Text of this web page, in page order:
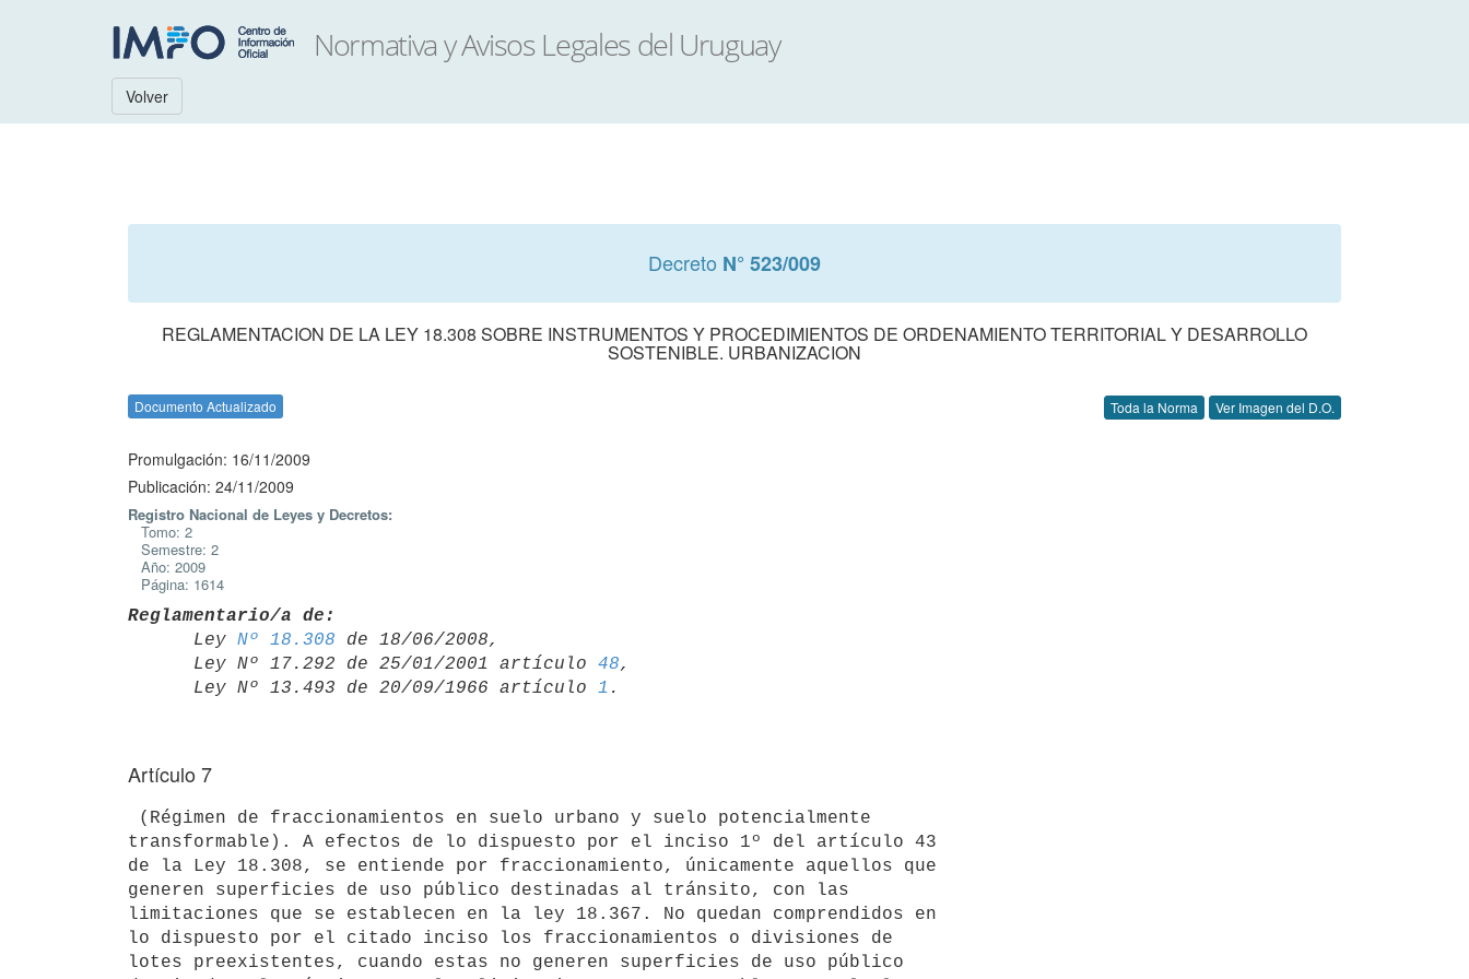
Volver
Decreto N° 523/009
REGLAMENTACION DE LA LEY 18.308 SOBRE INSTRUMENTOS Y PROCEDIMIENTOS DE ORDENAMIENTO TERRITORIAL Y DESARROLLO
SOSTENIBLE. URBANIZACION
Documento Actualizado Toda la Norma Ver Imagen del D.O.
Promulgación: 16/11/2009
Publicación: 24/11/2009
Registro Nacional de Leyes y Decretos:
Tomo: 2
Semestre: 2
Año: 2009
Página: 1614
Reglamentario/a de:
Ley Nº 18.308 de 18/06/2008,
      Ley Nº 17.292 de 25/01/2001 artículo
48,
      Ley Nº 13.493 de 20/09/1966 artículo
1
Artículo 7
transformable). A efectos de lo dispuesto por el inciso 1º del artículo 43
de la Ley 18.308, se entiende por fraccionamiento, únicamente aquellos que
generen superficies de uso público destinadas al tránsito, con las
limitaciones que se establecen en la ley 18.367. No quedan comprendidos en
lo dispuesto por el citado inciso los fraccionamientos o divisiones de
lotes preexistentes, cuando estas no generen superficies de uso público